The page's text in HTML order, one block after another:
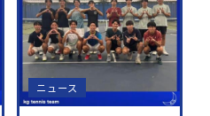
ニュース